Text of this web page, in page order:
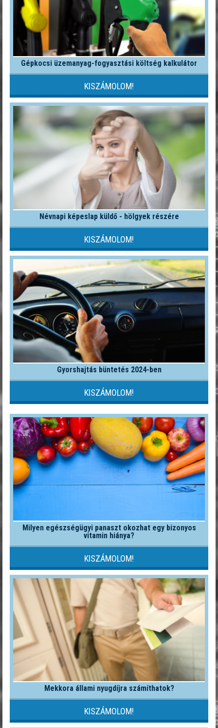
Gépkocsi üzemanyag-fogyasztási költség kalkulátor
KISZÁMOLOM!
Névnapi képeslap küldő - hölgyek részére
KISZÁMOLOM!
Gyorshajtás büntetés 2024-ben
KISZÁMOLOM!
Milyen egészségügyi panaszt okozhat egy bizonyos
vitamin hiánya?
KISZÁMOLOM!
Mekkora állami nyugdíjra számíthatok?
KISZÁMOLOM!